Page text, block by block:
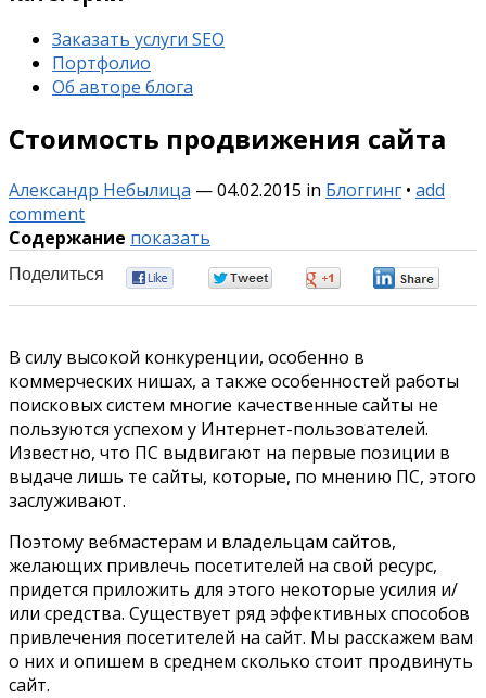
Заказать услуги SEO
Портфолио
Об авторе блога
Стоимость продвижения сайта
Александр Небылица —04.02.2015 in Блоггинг • add
comment
Содержание показать
Поделиться
В силу высокой конкуренции, особенно в
коммерческих нишах, а также особенностей работы
поисковых систем многие качественные сайты не
пользуются успехом у Интернет-пользователей.
Известно, что ПС выдвигают на первые позиции в
выдаче лишь те сайты, которые, по мнению ПС, этого
заслуживают.
Поэтому вебмастерам и владельцам сайтов,
желающих привлечь посетителей на свой ресурс,
придется приложить для этого некоторые усилия и/
или средства. Существует ряд эффективных способов
привлечения посетителей на сайт. Мы расскажем вам
о них и опишем в среднем сколько стоит продвинуть
сайт.